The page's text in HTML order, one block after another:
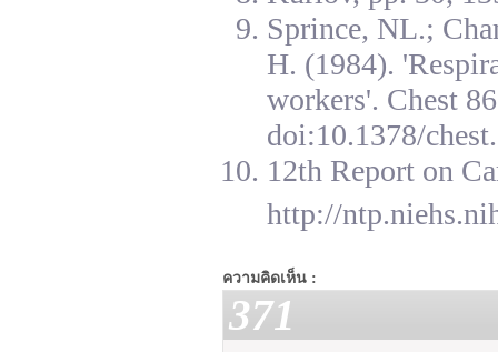
Sprince, NL.;
H. (1984).
workers'. Chest
doi:10.1378/
12th Report on
http://
ความคิดเห็น :
371